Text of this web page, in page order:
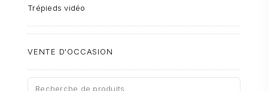
Trépieds vidéo
VENTE D'OCCASION
Recherche